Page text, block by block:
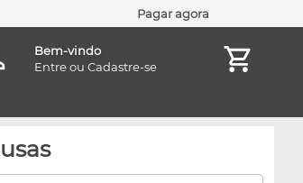
Pagar agora
Bem-vindo
Entreou Cadastre-se